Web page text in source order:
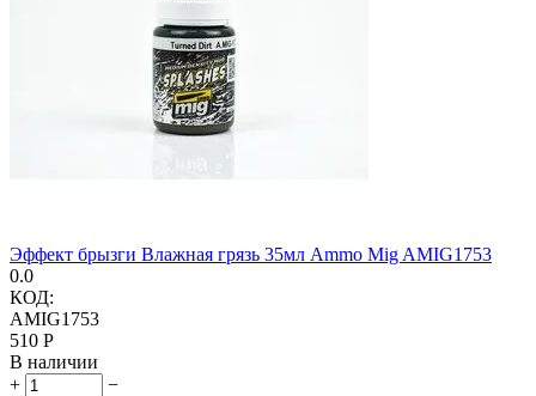
Эффект брызги Влажная грязь 35мл Ammo Mig AMIG1753
0.0
КОД:
AMIG1753
‍510‍ Р
В наличии
+
−